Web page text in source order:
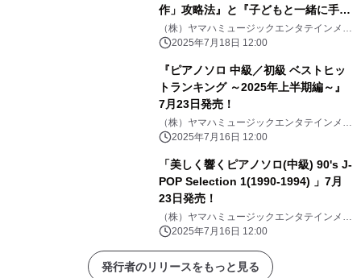
作」攻略法』と『子どもと一緒に手作
り楽器で遊ぼう！』「月刊ピアノ
2025年8月号」 2025年7月18日発売
（株）ヤマハミュージックエンタテインメン
トHD2025年7月18日 12:00
『ピアノソロ 中級／初級 ベストヒッ
トランキング ～2025年上半期編～』
7月23日発売！
（株）ヤマハミュージックエンタテインメン
トHD2025年7月16日 12:00
「美しく響くピアノソロ(中級) 90's J-
POP Selection 1(1990-1994) 」7月
23日発売！
（株）ヤマハミュージックエンタテインメン
トHD2025年7月16日 12:00
発行者のリリースをもっと見る